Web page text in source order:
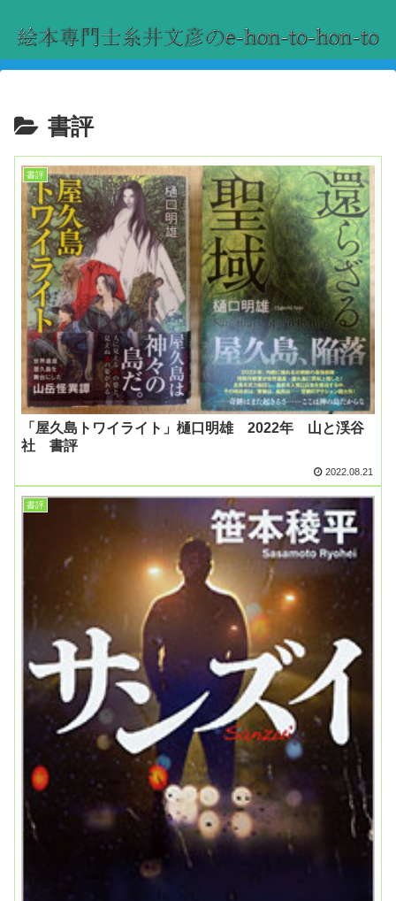
書評
書評
「屋久島トワイライト」樋口明雄 2022年 山と渓谷
社 書評
2022.08.21
書評